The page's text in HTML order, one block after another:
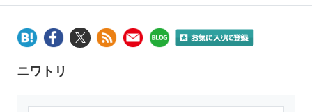
ニワトリ